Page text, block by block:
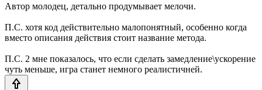
Автор молодец, детально продумывает мелочи.
П.С. хотя код действительно малопонятный, особенно когда
вместо описания действия стоит название метода.
П.С. 2 мне показалось, что если сделать замедление\ускорение
чуть меньше, игра станет немного реалистичней.